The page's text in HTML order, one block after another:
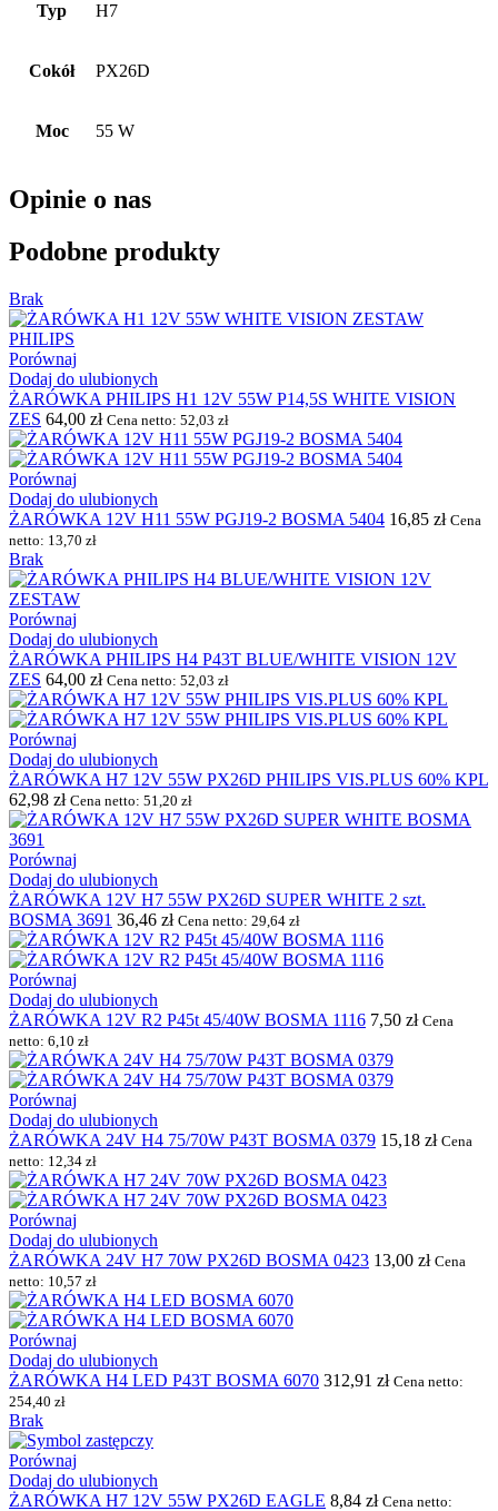
Typ H7
Cokół PX26D
Moc 55 W
Opinie o nas
Podobne produkty
Brak
Porównaj
Dodaj do ulubionych
ŻARÓWKA PHILIPS H1 12V 55W P14,5S WHITE VISION
ZES 64,00 zł Cena netto: 52,03 zł
Porównaj
Dodaj do ulubionych
ŻARÓWKA 12V H11 55W PGJ19-2 BOSMA 5404 16,85 zł Cena
netto: 13,70 zł
Brak
Porównaj
Dodaj do ulubionych
ŻARÓWKA PHILIPS H4 P43T BLUE/WHITE VISION 12V
ZES 64,00 zł Cena netto: 52,03 zł
Porównaj
Dodaj do ulubionych
ŻARÓWKA H7 12V 55W PX26D PHILIPS VIS.PLUS 60% KPL
62,98 zł Cena netto: 51,20 zł
Porównaj
Dodaj do ulubionych
ŻARÓWKA 12V H7 55W PX26D SUPER WHITE 2 szt.
BOSMA 3691 36,46 zł Cena netto: 29,64 zł
Porównaj
Dodaj do ulubionych
ŻARÓWKA 12V R2 P45t 45/40W BOSMA 1116 7,50 zł Cena
netto: 6,10 zł
Porównaj
Dodaj do ulubionych
ŻARÓWKA 24V H4 75/70W P43T BOSMA 0379 15,18 zł Cena
netto: 12,34 zł
Porównaj
Dodaj do ulubionych
ŻARÓWKA 24V H7 70W PX26D BOSMA 0423 13,00 zł Cena
netto: 10,57 zł
Porównaj
Dodaj do ulubionych
ŻARÓWKA H4 LED P43T BOSMA 6070 312,91 zł Cena netto:
254,40 zł
Brak
Porównaj
Dodaj do ulubionych
ŻARÓWKA H7 12V 55W PX26D EAGLE 8,84 zł Cena netto: